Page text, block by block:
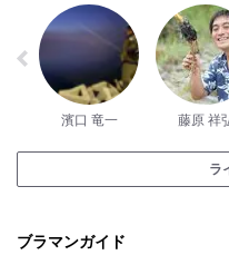
濱口 竜一 藤原 祥
ラ
ブラマンガイド